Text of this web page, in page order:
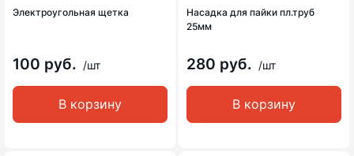
Электроугольная щетка
100 руб. /шт
В корзину
Насадка для пайки пл.труб
25мм
280 руб. /шт
В корзину